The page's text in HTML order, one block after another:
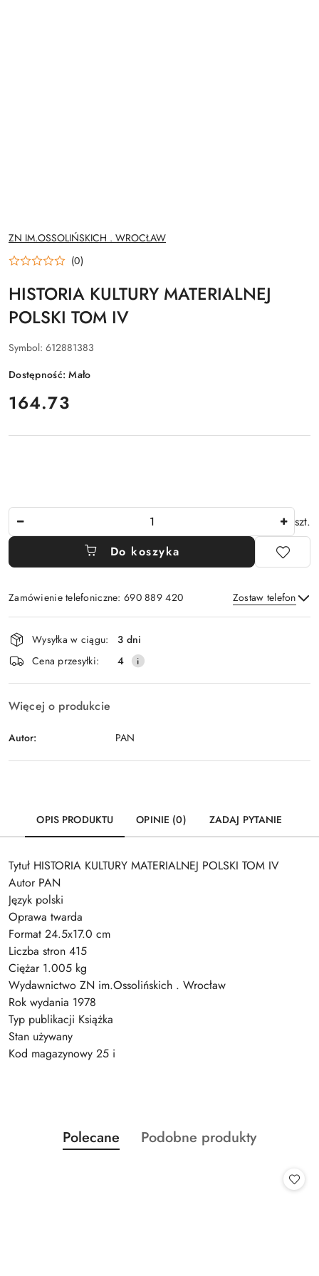
NAZWA
PRODUCENTA:
ZN IM.OSSOLIŃSKICH . WROCŁAW
(0)
HISTORIA KULTURY MATERIALNEJ
POLSKI TOM IV
Symbol: 612881383
Dostępność:Mało
cena:
164.73
szt.
Do koszyka
Zamówienie telefoniczne: 690 889 420 Zostaw telefon
Wyślij
Dostępność
i
dostawa
Wysyłka w ciągu:
3 dni
Cena przesyłki:
4
Więcej o produkcie
Autor: PAN
OPIS PRODUKTU OPINIE (0) ZADAJ PYTANIE
Tytuł HISTORIA KULTURY MATERIALNEJ POLSKI TOM IV
Autor PAN
Język polski
Oprawa twarda
Format 24.5x17.0 cm
Liczba stron 415
Ciężar 1.005 kg
Wydawnictwo ZN im.Ossolińskich . Wrocław
Rok wydania 1978
Typ publikacji Książka
Stan używany
Kod magazynowy 25 i
Pomiń karuzelę produktów
Produkty
o
Polecane
Produkty
Podobne produkty